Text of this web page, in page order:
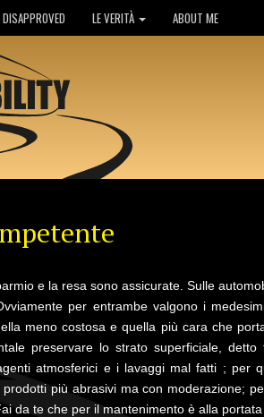
DISAPPROVED LE VERITÀ ABOUT ME
e la resa sono assicurate. Sulle
per entrambe valgono i
meno costosa e quella più cara che
preservare lo strato superficiale, detto
atmosferici e i lavaggi mal fatti ; per
più abrasivi ma con moderazione;
da te che per il mantenimento è alla